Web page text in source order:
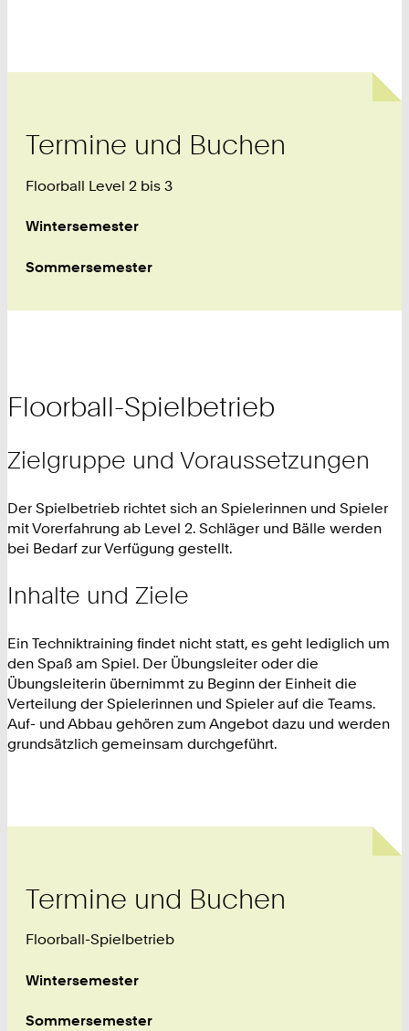
Termine und Buchen
Floorball Level 2 bis 3
Wintersemester
Sommersemester
Floorball-Spielbetrieb
Zielgruppe und Voraussetzungen
Der Spielbetrieb richtet sich an Spielerinnen und Spieler
mit Vorerfahrung ab Level 2. Schläger und Bälle werden
bei Bedarf zur Verfügung gestellt.
Inhalte und Ziele
Ein Techniktraining findet nicht statt, es geht lediglich um
den Spaß am Spiel. Der Übungsleiter oder die
Übungsleiterin übernimmt zu Beginn der Einheit die
Verteilung der Spielerinnen und Spieler auf die Teams.
Auf- und Abbau gehören zum Angebot dazu und werden
grundsätzlich gemeinsam durchgeführt.
Termine und Buchen
Floorball-Spielbetrieb
Wintersemester
Sommersemester